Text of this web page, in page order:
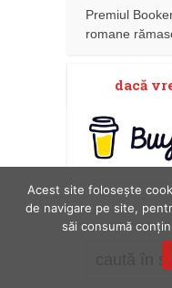
Premiul
romane
dacă
Acest site folosește
de navigare pe site,
săi consumă